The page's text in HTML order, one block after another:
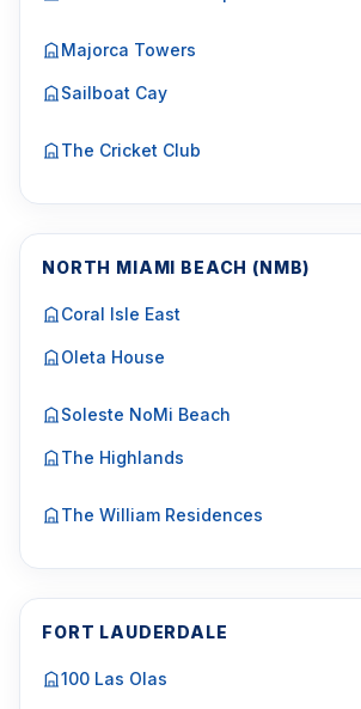
Majorca Towers
Sailboat Cay
The Cricket Club
NORTH MIAMI BEACH (NMB)
Coral Isle East
Oleta House
Soleste NoMi Beach
The Highlands
The William Residences
FORT LAUDERDALE
100 Las Olas